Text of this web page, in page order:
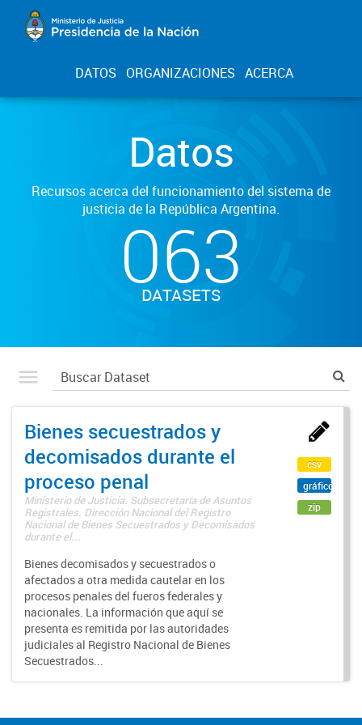
DATOS ORGANIZACIONES ACERCA
Datos
Recursos acerca del funcionamiento del sistema de
justicia de la República Argentina.
063
DATASETS
Bienes secuestrados y
decomisados durante el
proceso penal
Ministerio de Justicia. Subsecretaría de Asuntos
Registrales. Dirección Nacional del Registro
Nacional de Bienes Secuestrados y Decomisados
durante el...
Bienes decomisados y secuestrados o
afectados a otra medida cautelar en los
procesos penales del fueros federales y
nacionales. La información que aquí se
presenta es remitida por las autoridades
judiciales al Registro Nacional de Bienes
Secuestrados...
csv
gráfico
zip